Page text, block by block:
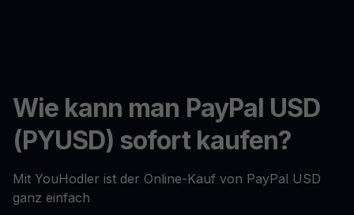
Wie kann man PayPal USD
(PYUSD) sofort kaufen?
Mit YouHodler ist der Online-Kauf von PayPal USD
ganz einfach